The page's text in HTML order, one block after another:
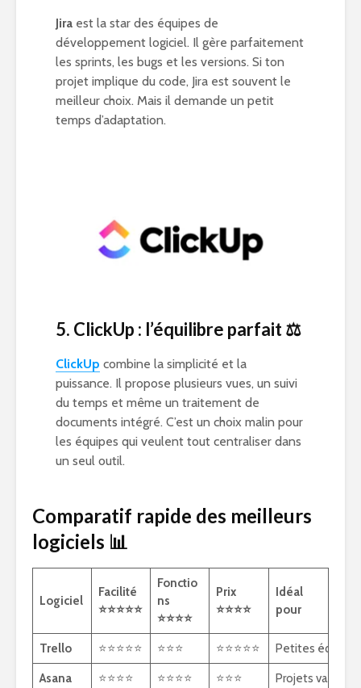
Jira est la star des équipes de
développement logiciel. Il gère parfaitement
les sprints, les bugs et les versions. Si ton
projet implique du code, Jira est souvent le
meilleur choix. Mais il demande un petit
temps d’adaptation.
5. ClickUp : l’équilibre parfait⚖️
ClickUp combine la simplicité et la
puissance. Il propose plusieurs vues, un suivi
du temps et même un traitement de
documents intégré. C’est un choix malin pour
les équipes qui veulent tout centraliser dans
un seul outil.
Comparatif rapide des meilleurs
logiciels 📊
Logiciel
Facilité
⭐⭐⭐⭐⭐
Fonctio
ns
⭐⭐⭐⭐
Prix
⭐⭐⭐⭐
Idéal
pour
Trello ⭐⭐⭐⭐⭐ ⭐⭐⭐ ⭐⭐⭐⭐⭐ Petites équipes
Asana ⭐⭐⭐⭐ ⭐⭐⭐⭐ ⭐⭐⭐ Projets variés